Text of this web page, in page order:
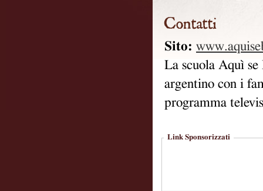
Sito:
La scuola Aquì
argentino con i
programma
Link Sponsorizzati